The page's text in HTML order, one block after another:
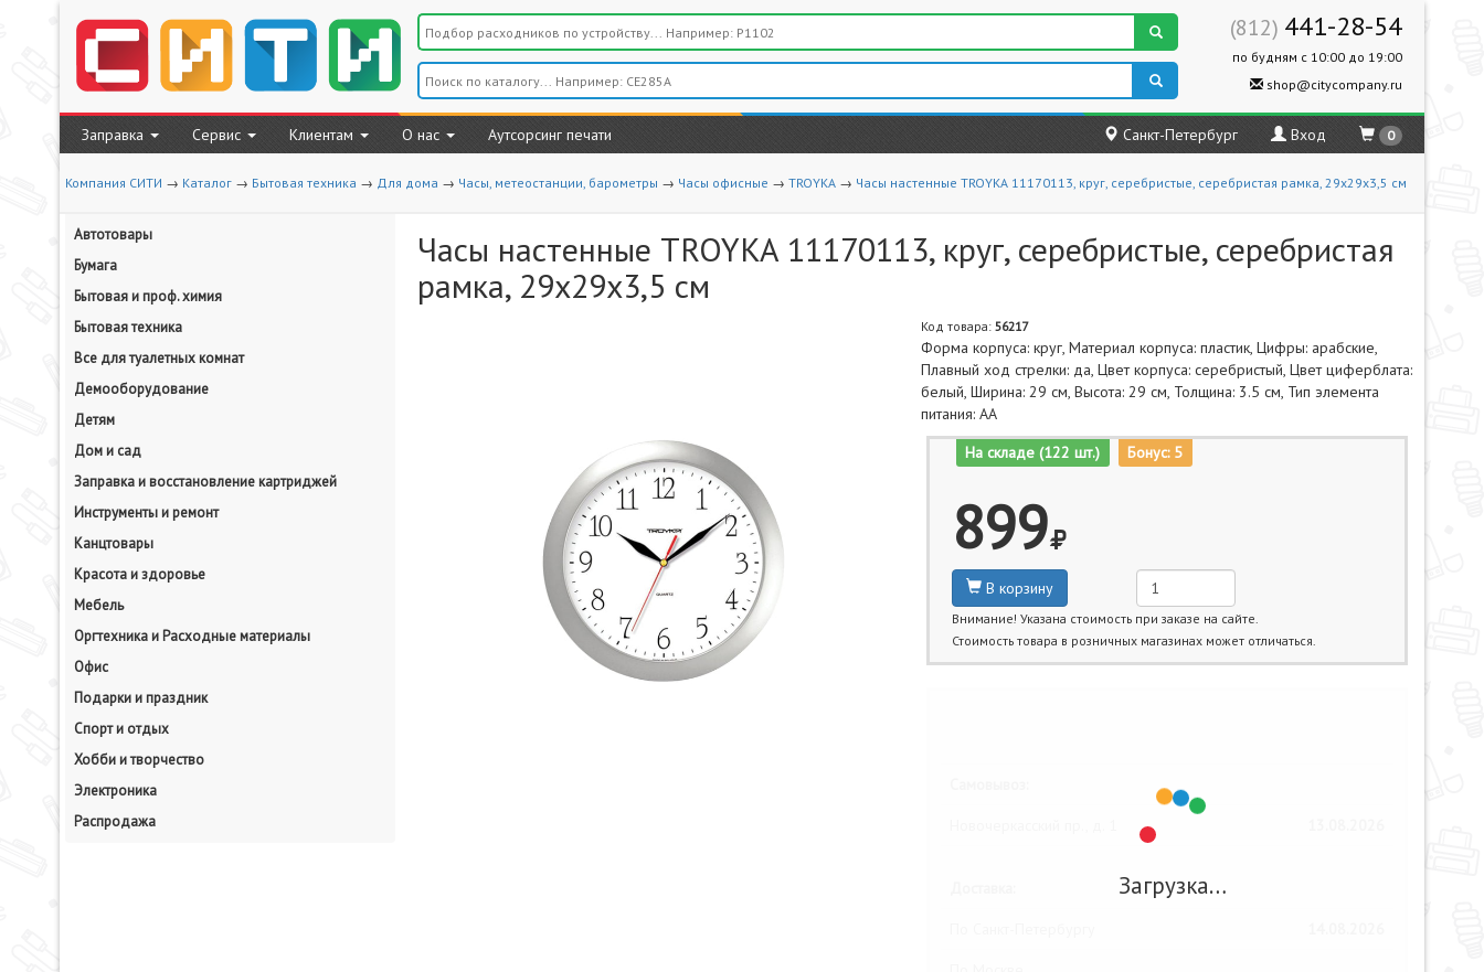
(812) 441-28-54
по будням с 10:00 до 19:00
shop@citycompany.ru
Заправка Сервис Клиентам О нас Аутсорсинг печати Санкт-Петербург Вход 0
Компания СИТИ → Каталог → Бытовая техника → Для дома → Часы, метеостанции, барометры → Часы офисные → TROYKA → Часы настенные TROYKA 11170113, круг, серебристые, серебристая рамка, 29х29х3,5 см
Автотовары
Бумага
Бытовая и проф. химия
Бытовая техника
Все для туалетных комнат
Демооборудование
Детям
Дом и сад
Заправка и восстановление картриджей
Инструменты и ремонт
Канцтовары
Красота и здоровье
Мебель
Оргтехника и Расходные материалы
Офис
Подарки и праздник
Спорт и отдых
Хобби и творчество
Электроника
Распродажа
Часы настенные TROYKA 11170113, круг, серебристые, серебристая
рамка, 29х29х3,5 см
Код товара:56217
Форма корпуса: круг, Материал корпуса: пластик, Цифры: арабские,
Плавный ход стрелки: да, Цвет корпуса: серебристый, Цвет циферблата:
белый, Ширина: 29 см, Высота: 29 см, Толщина: 3.5 см, Тип элемента
питания: AA
На складе (122 шт.)
Бонус: 5
899
В корзину
Внимание! Указана стоимость при заказе на сайте.
Стоимость товара в розничных магазинах может отличаться.
Загрузка…